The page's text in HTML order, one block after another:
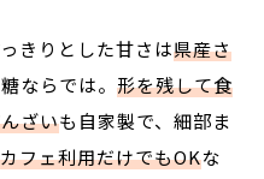
きりとした甘さは県産さ
ならでは。形を残して食
ざいも自家製で、細部ま
カフェ利用だけでもOKな